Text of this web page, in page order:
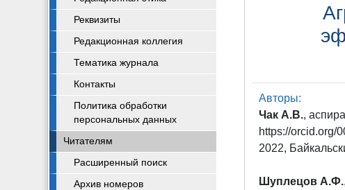
Реквизиты
Редакционная коллегия
Тематика журнала
Контакты
Политика обработки
персональных данных
Читателям
Расширенный поиск
Архив номеров
Авторы:
Чак А.В.,
https://orcid.org/
2022,
Шуплецов А.Ф.